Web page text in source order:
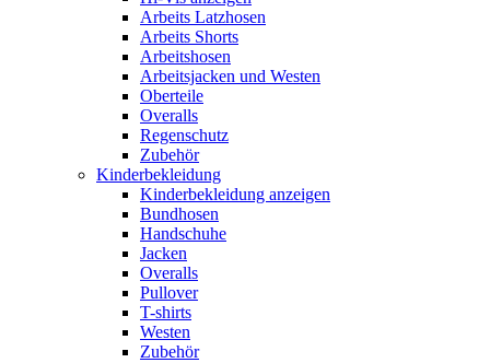
Arbeits Latzhosen
Arbeits Shorts
Arbeitshosen
Arbeitsjacken und Westen
Oberteile
Overalls
Regenschutz
Zubehör
Kinderbekleidung
Kinderbekleidung anzeigen
Bundhosen
Handschuhe
Jacken
Overalls
Pullover
T-shirts
Westen
Zubehör